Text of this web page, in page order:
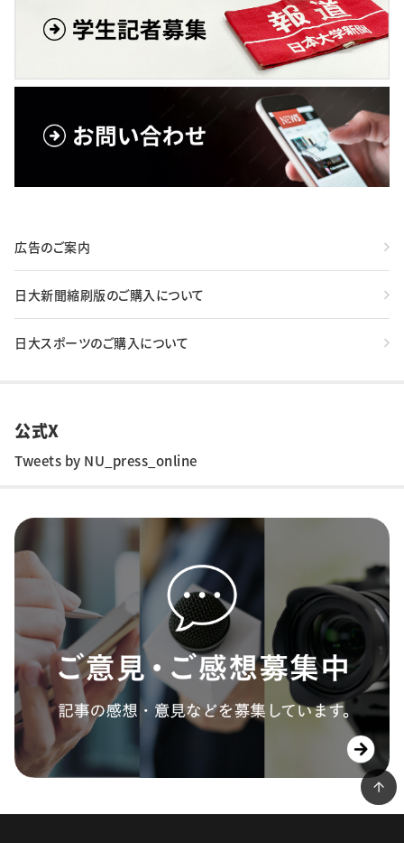
広告のご案内
日大新聞縮刷版のご購入について
日大スポーツのご購入について
公式X
Tweets by NU_press_online